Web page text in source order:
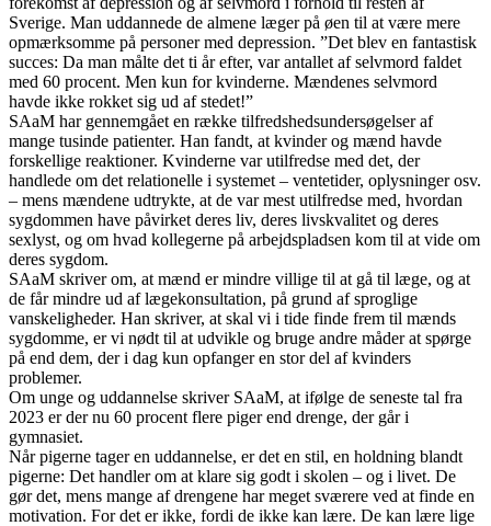
Sverige. Man uddannede de almene læger på øen til at være mere
opmærksomme på personer med depression. ”Det blev en fantastisk
succes: Da man målte det ti år efter, var antallet af selvmord faldet
med 60 procent. Men kun for kvinderne. Mændenes selvmord
havde ikke rokket sig ud af stedet!”
SAaM har gennemgået en række tilfredshedsundersøgelser af
mange tusinde patienter. Han fandt, at kvinder og mænd havde
forskellige reaktioner. Kvinderne var utilfredse med det, der
handlede om det relationelle i systemet – ventetider, oplysninger osv.
– mens mændene udtrykte, at de var mest utilfredse med, hvordan
sygdommen have påvirket deres liv, deres livskvalitet og deres
sexlyst, og om hvad kollegerne på arbejdspladsen kom til at vide om
deres sygdom.
SAaM skriver om, at mænd er mindre villige til at gå til læge, og at
de får mindre ud af lægekonsultation, på grund af sproglige
vanskeligheder. Han skriver, at skal vi i tide finde frem til mænds
sygdomme, er vi nødt til at udvikle og bruge andre måder at spørge
på end dem, der i dag kun opfanger en stor del af kvinders
problemer.
Om unge og uddannelse skriver SAaM, at ifølge de seneste tal fra
2023 er der nu 60 procent flere piger end drenge, der går i
gymnasiet.
Når pigerne tager en uddannelse, er det en stil, en holdning blandt
pigerne: Det handler om at klare sig godt i skolen – og i livet. De
gør det, mens mange af drengene har meget sværere ved at finde en
motivation. For det er ikke, fordi de ikke kan lære. De kan lære lige